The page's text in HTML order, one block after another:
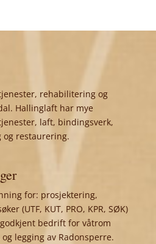
rehabilitering og
Hallinglaft har mye
laft, bindingsverk,
restaurering.
for: prosjektering,
(UTF, KUT, PRO, KPR, SØK)
bedrift for våtrom
legging av Radonsperre.